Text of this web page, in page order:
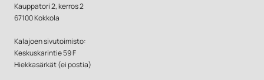
Kauppatori 2, kerros 2
67100 Kokkola
Kalajoen sivutoimisto:
Keskuskarintie 59 F
Hiekkasärkät (ei postia)